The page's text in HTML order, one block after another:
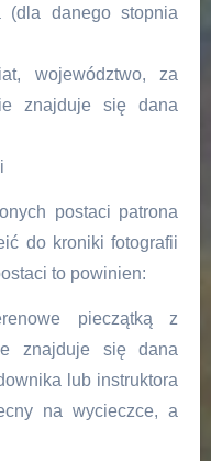
(dla danego stopnia
województwo, za
znajduje się dana
postaci patrona
do kroniki fotografii
to powinien:
pieczątką z
znajduje się dana
lub instruktora
na wycieczce, a